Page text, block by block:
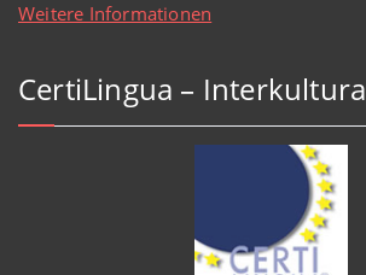
Weitere Informationen
CertiLingua –